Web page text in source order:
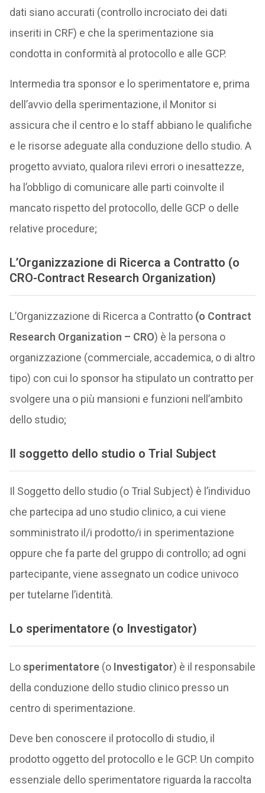
dati siano accurati (controllo incrociato dei dati
inseriti in CRF) e che la sperimentazione sia
condotta in conformità al protocollo e alle GCP.
Intermedia tra sponsor e lo sperimentatore e, prima
dell’avvio della sperimentazione, il Monitor si
assicura che il centro e lo staff abbiano le qualifiche
e le risorse adeguate alla conduzione dello studio. A
progetto avviato, qualora rilevi errori o inesattezze,
ha l’obbligo di comunicare alle parti coinvolte il
mancato rispetto del protocollo, delle GCP o delle
relative procedure;
L’Organizzazione di Ricerca a Contratto (o
CRO-Contract Research Organization)
L’Organizzazione di Ricerca a Contratto (o Contract
Research Organization – CRO) è la persona o
organizzazione (commerciale, accademica, o di altro
tipo) con cui lo sponsor ha stipulato un contratto per
svolgere una o più mansioni e funzioni nell’ambito
dello studio;
Il soggetto dello studio o Trial Subject
Il Soggetto dello studio (o Trial Subject) è l’individuo
che partecipa ad uno studio clinico, a cui viene
somministrato il/i prodotto/i in sperimentazione
oppure che fa parte del gruppo di controllo; ad ogni
partecipante, viene assegnato un codice univoco
per tutelarne l’identità.
Lo sperimentatore(o Investigator)
Losperimentatore(o Investigator) è il responsabile
della conduzione dello studio clinico presso un
centro di sperimentazione.
Deve ben conoscere il protocollo di studio, il
prodotto oggetto del protocollo e le GCP. Un compito
essenziale dello sperimentatore riguarda la raccolta